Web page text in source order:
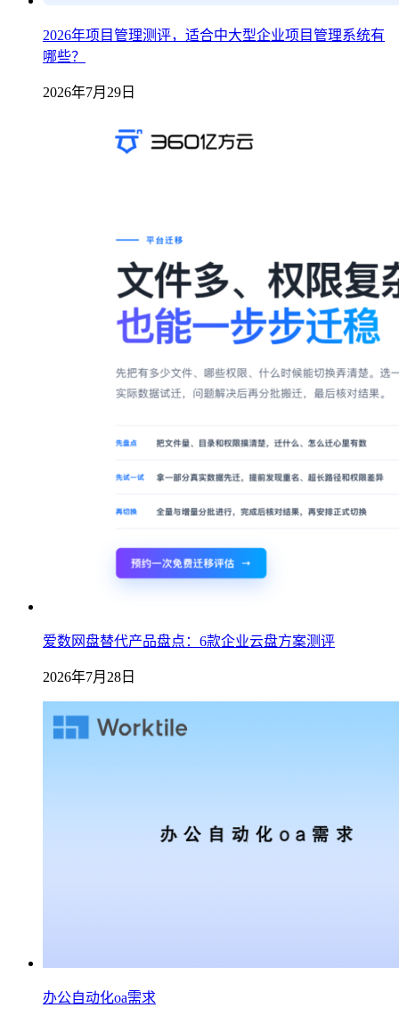
2026年项目管理测评，适合中大型企业项目管理系统有
哪些？
2026年7月29日
爱数网盘替代产品盘点：6款企业云盘方案测评
2026年7月28日
办公自动化oa需求